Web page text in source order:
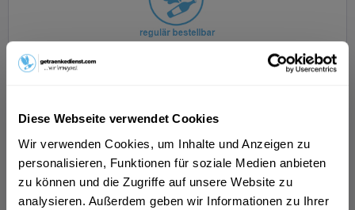
Diese Webseite verwendet Cookies
Wir verwenden Cookies, um Inhalte und Anzeigen zu
personalisieren, Funktionen für soziale Medien anbieten
zu können und die Zugriffe auf unsere Website zu
analysieren. Außerdem geben wir Informationen zu Ihrer
Inhalt3 Liter(10,00 € * / 1 Liter)